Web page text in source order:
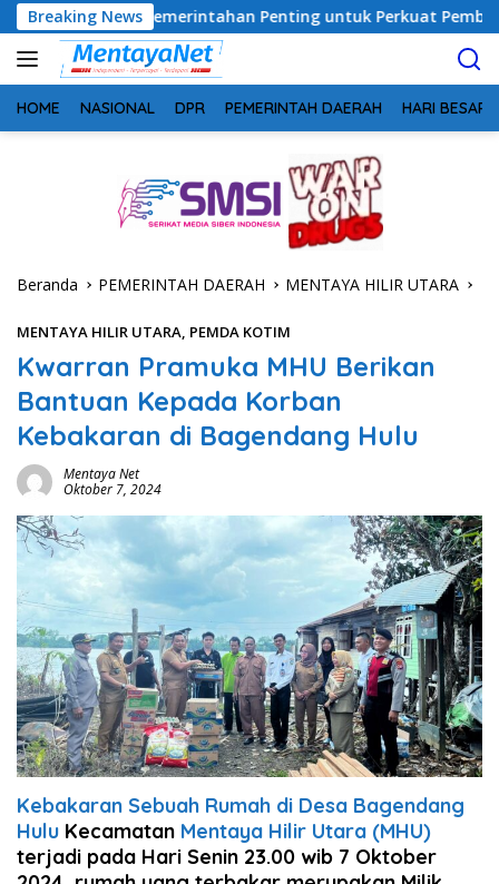
Langsung
ke
konten
Breaking NewsPenting untuk Perkuat Pembangunan Desa
HOME NASIONAL DPR PEMERINTAH DAERAH HARI BESAR
Beranda PEMERINTAH DAERAH MENTAYA HILIR UTARA
MENTAYA HILIR UTARA, PEMDA KOTIM
Kwarran Pramuka MHU Berikan
Bantuan Kepada Korban
Kebakaran di Bagendang Hulu
Mentaya Net
Oktober 7, 2024
Kebakaran Sebuah Rumah di Desa Bagendang
Hulu Kecamatan Mentaya Hilir Utara (MHU)
terjadi pada Hari Senin 23.00 wib 7 Oktober